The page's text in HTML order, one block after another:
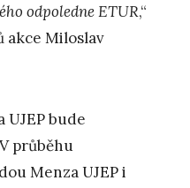
odpoledne ETUR,“
akce Miloslav
UJEP bude
V průběhu
Menza UJEP i